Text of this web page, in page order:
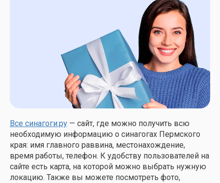
Все синагоги.ру — сайт, где можно получить всю
необходимую информацию о синагогах Пермского
края: имя главного раввина, местонахождение,
время работы, телефон. К удобству пользователей на
сайте есть карта, на которой можно выбрать нужную
локацию. Также вы можете посмотреть фото,